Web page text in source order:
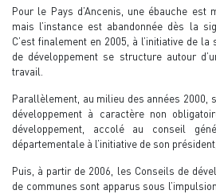
Pour le Pays d’Ancenis, une ébauche est
mais l’instance est abandonnée dès la
C’est finalement en 2005, à l’initiative de
de développement se structure autour
travail.
Parallèlement, au milieu des années 2000,
développement à caractère non
développement, accolé au conseil
départementale à l’initiative de son
Puis, à partir de 2006, les Conseils de
de communes sont apparus sous